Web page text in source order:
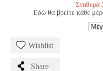
Σταθερά
Εδώ θα βρείτε κάθε
Wishlist
Share